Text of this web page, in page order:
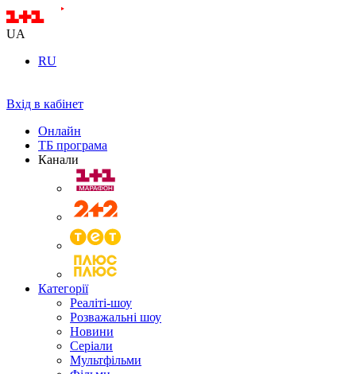
UA
RU
Вхід в кабінет
Онлайн
ТБ програма
Канали
Категорії
Реаліті-шоу
Розважальні шоу
Новини
Серіали
Мультфільми